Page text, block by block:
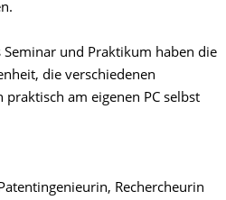
und Praktikum haben die
die verschiedenen
praktisch am eigenen PC selbst
Rechercheurin